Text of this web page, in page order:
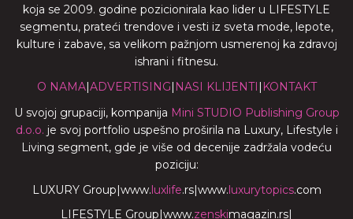
koja se 2009. godine pozicionirala kao lider u LIFESTYLE
segmentu, prateći trendove i vesti iz sveta mode, lepote,
kulture i zabave, sa velikom pažnjom usmerenoj ka zdravoj
ishrani i fitnesu.
O NAMA|ADVERTISING| NASI KLIJENTI | KONTAKT
U svojoj grupaciji, kompanija Mini STUDIO Publishing Group
d.o.o. je svoj portfolio uspešno proširila na Luxury, Lifestyle i
Living segment, gde je više od decenije zadržala vodeću
poziciju:
LUXURY Group|www.luxlife.rs|www.luxurytopics.com
LIFESTYLE Group|www.zenskimagazin.rs|